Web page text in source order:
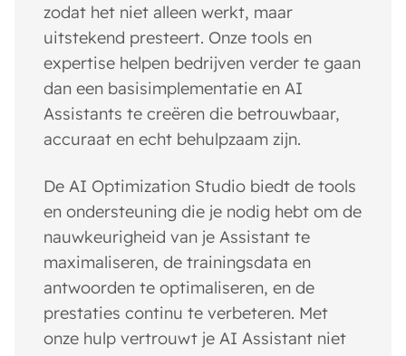
zodat het niet alleen werkt, maar
uitstekend presteert. Onze tools en
expertise helpen bedrijven verder te gaan
dan een basisimplementatie en AI
Assistants te creëren die betrouwbaar,
accuraat en echt behulpzaam zijn.
De AI Optimization Studio biedt de tools
en ondersteuning die je nodig hebt om de
nauwkeurigheid van je Assistant te
maximaliseren, de trainingsdata en
antwoorden te optimaliseren, en de
prestaties continu te verbeteren. Met
onze hulp vertrouwt je AI Assistant niet